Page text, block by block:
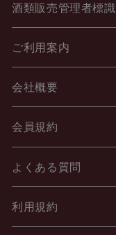
酒類販売管理者標識
ご利用案内
会社概要
会員規約
よくある質問
利用規約